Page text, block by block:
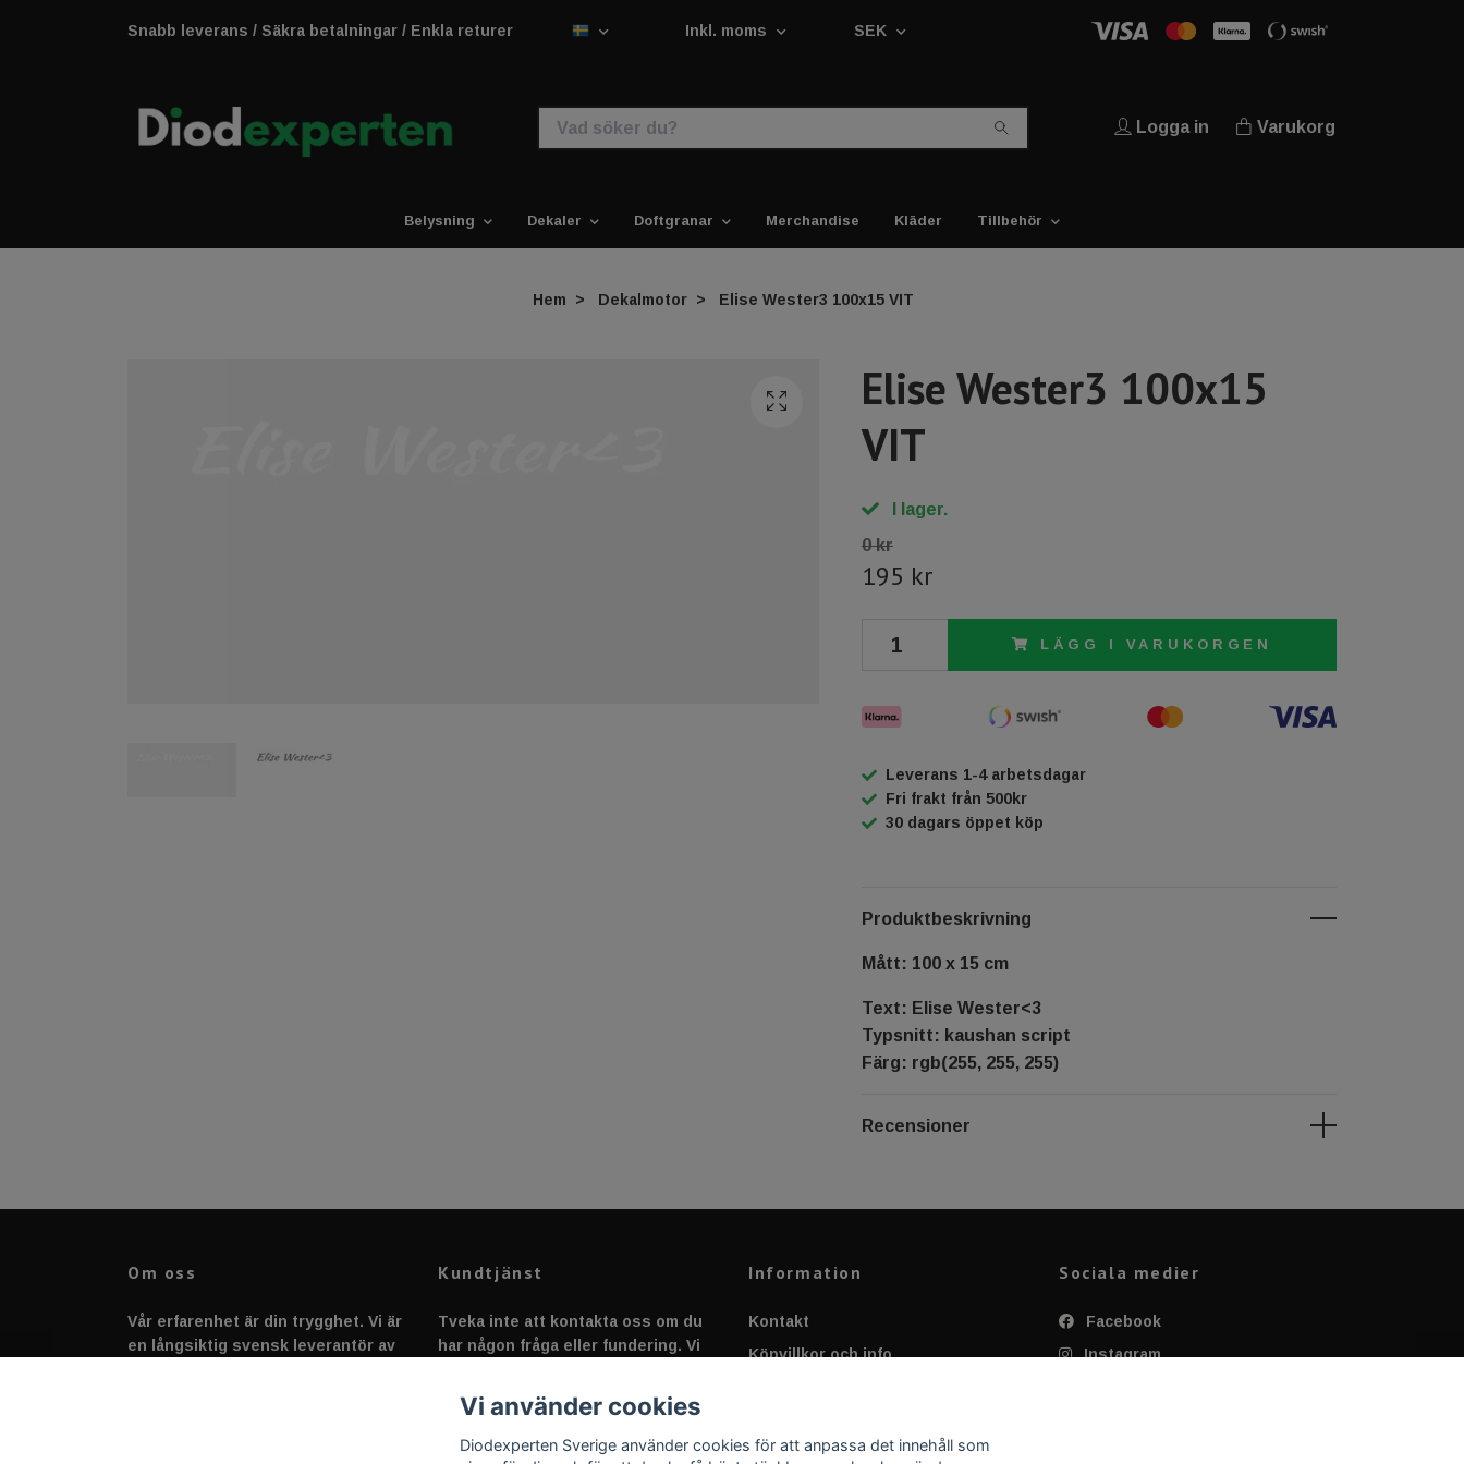
Snabb leverans / Säkra betalningar / Enkla returer Inkl. moms SEK
Logga in Varukorg
Belysning Dekaler Doftgranar Merchandise Kläder Tillbehör
Hem Dekalmotor Elise Wester3 100x15 VIT
Elise Wester3 100x15
VIT
I lager.
0 kr
195 kr
LÄGG I VARUKORGEN
Leverans 1-4 arbetsdagar
Fri frakt från 500kr
30 dagars öppet köp
Produktbeskrivning
Mått: 100 x 15 cm
Text: Elise Wester<3
Typsnitt: kaushan script
Färg: rgb(255, 255, 255)
Recensioner
Om oss
Vår erfarenhet är din trygghet. Vi är
en långsiktig svensk leverantör av
Kundtjänst
Tveka inte att kontakta oss om du
har någon fråga eller fundering. Vi
Information
Kontakt
Köpvillkor och info
Applicering av Dekal
Sociala medier
Facebook
Instagram
Vi använder cookies
Diodexperten Sverige använder cookies för att anpassa det innehåll som